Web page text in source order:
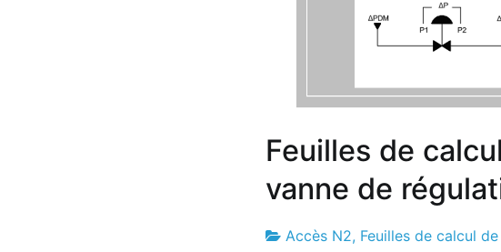
Feuilles de
vanne de
Accès N2, Feuilles de calcul de